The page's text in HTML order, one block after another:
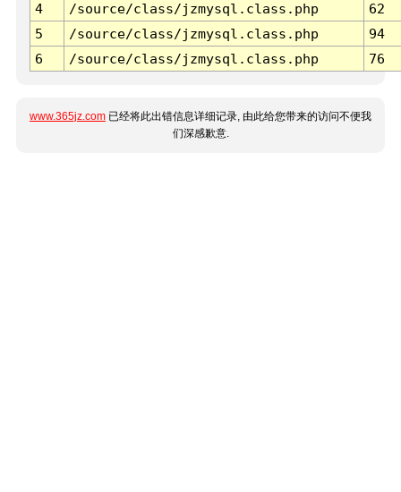
4
/source/class/jzmysql.class.php
62
5
/source/class/jzmysql.class.php
94
6
/source/class/jzmysql.class.php 76
www.365jz.com 已经将此出错信息详细记录, 由此给您带来的访问不便我
们深感歉意.